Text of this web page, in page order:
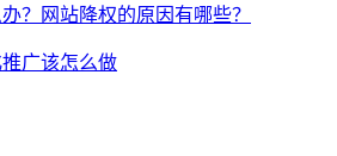
？网站降权的原因有哪些？
广该怎么做